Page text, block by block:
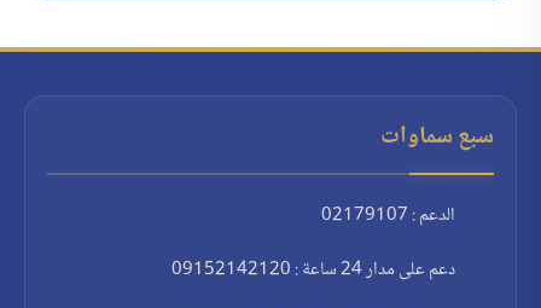
سبع سماوات
الدعم : 02179107
دعم على مدار 24 ساعة : 09152142120